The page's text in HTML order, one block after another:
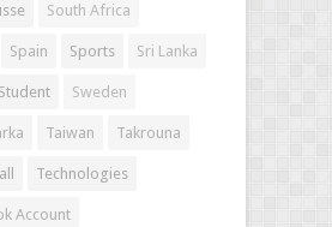
South Africa
Spain Sports Sri Lanka
Student Sweden
Taiwan Takrouna
Technologies
Account